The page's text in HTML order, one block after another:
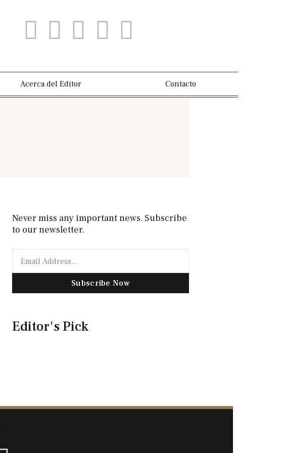
Acerca del Editor Contacto
Never miss any important news. Subscribe
to our newsletter.
Subscribe Now
Editor's Pick